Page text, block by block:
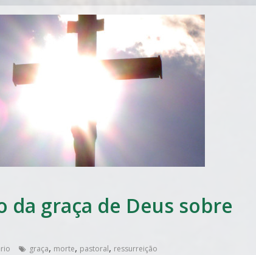
graça de Deus sobre
graça, morte, pastoral, ressurreição